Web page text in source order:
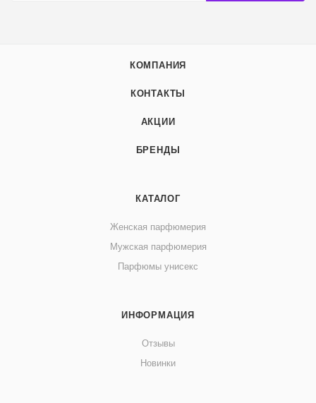
КОМПАНИЯ
КОНТАКТЫ
АКЦИИ
БРЕНДЫ
КАТАЛОГ
Женская парфюмерия
Мужская парфюмерия
Парфюмы унисекс
ИНФОРМАЦИЯ
Отзывы
Новинки